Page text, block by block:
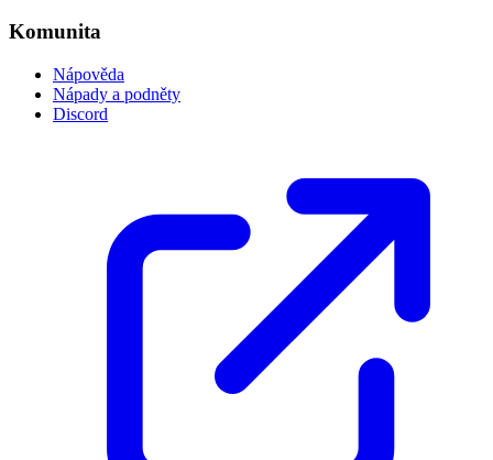
Komunita
Nápověda
Nápady a podněty
Discord